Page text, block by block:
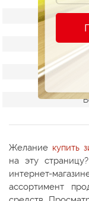
Желание купить
на эту
интернет-
ассортимент